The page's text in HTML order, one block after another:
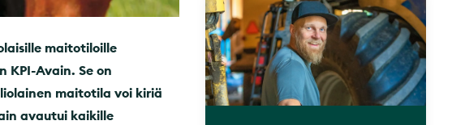
maitotiloille
Avain. Se on
maitotila voi kiriä
avautui kaikille